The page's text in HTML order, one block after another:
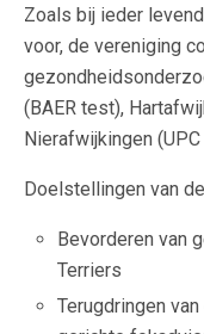
Zoals bij ieder
voor, de vereniging
(BAER test),
Nierafwijkingen
Doelstellingen van
Bevorderen van
Terriers
Terugdringen